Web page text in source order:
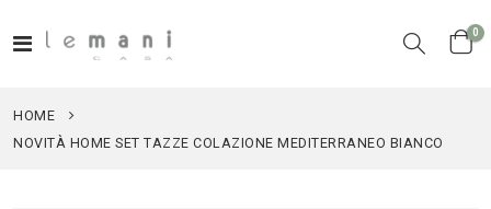
Toggle
Cart
0
HOME
NOVITÀ HOME SET TAZZE COLAZIONE MEDITERRANEO BIANCO